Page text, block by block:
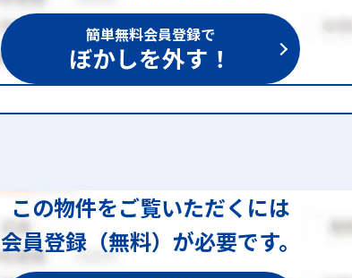
簡単無料会員登録で
ぼかしを外す！
この物件をご覧いただくには
会員登録（無料）が必要です。